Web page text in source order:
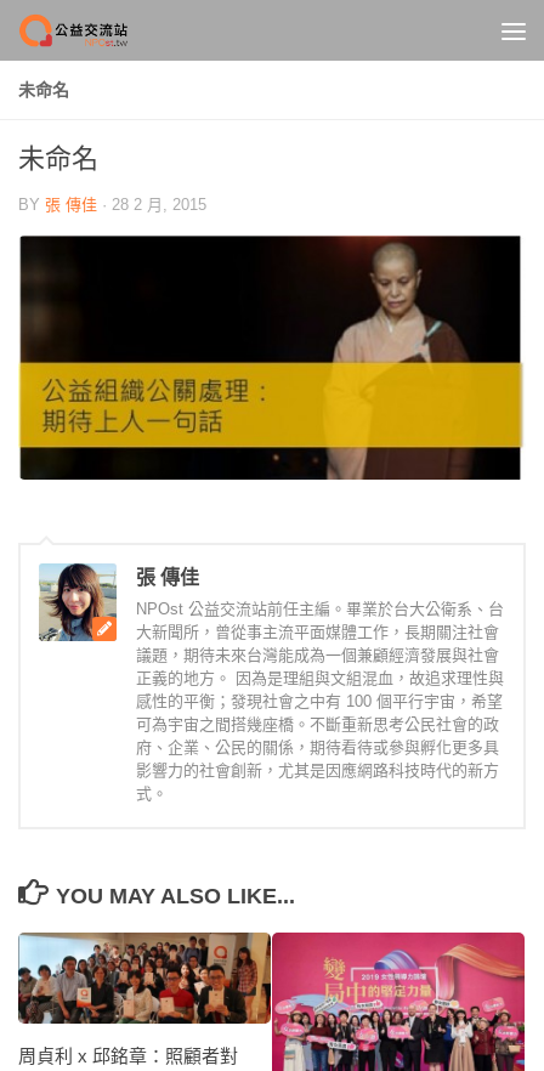
Skip to content
未命名
未命名
BY 張 傳佳 · 28 2 月, 2015
張 傳佳
NPOst 公益交流站前任主編。畢業於台大公衛系、台
大新聞所，曾從事主流平面媒體工作，長期關注社會
議題，期待未來台灣能成為一個兼顧經濟發展與社會
正義的地方。 因為是理組與文組混血，故追求理性與
感性的平衡；發現社會之中有 100 個平行宇宙，希望
可為宇宙之間搭幾座橋。不斷重新思考公民社會的政
府、企業、公民的關係，期待看待或參與孵化更多具
影響力的社會創新，尤其是因應網路科技時代的新方
式。
YOU MAY ALSO LIKE...
周貞利 x 邱銘章：照顧者對